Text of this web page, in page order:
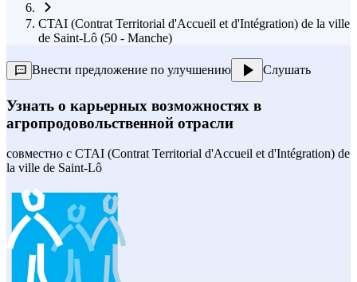
CTAI (Contrat Territorial d'Accueil et d'Intégration) de la ville
de Saint-Lô (50 - Manche)
Внести предложение по улучшению Слушать
Узнать о карьерных возможностях в
агропродовольственной отрасли
совместно с CTAI (Contrat Territorial d'Accueil et d'Intégration) de
la ville de Saint-Lô